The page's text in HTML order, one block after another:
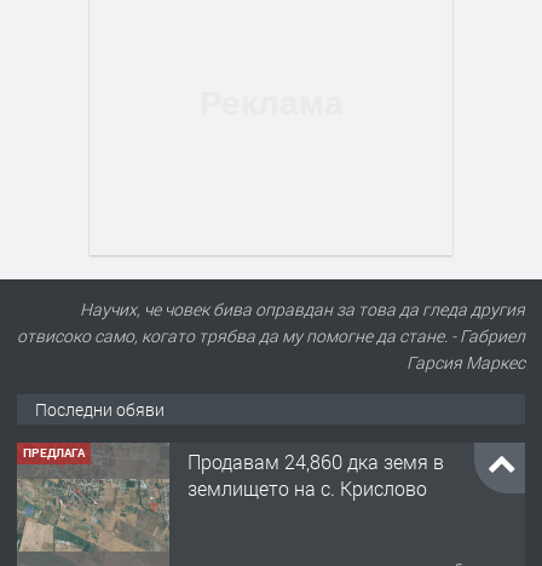
Научих, че човек бива оправдан за това да гледа другия
отвисоко само, когато трябва да му помогне да стане. - Габриел
Гарсия Маркес
Последни обяви
ПРЕДЛАГА
Продавам 24,860 дка земя в
землището на с. Крислово